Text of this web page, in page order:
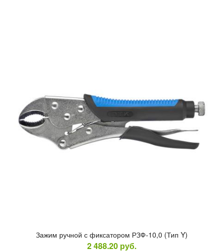
За­жим руч­ной с фик­са­тором РЗФ-10,0 (Тип Y)
2 488.20 руб.